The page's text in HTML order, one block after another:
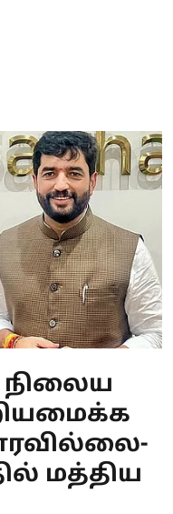
நிலைய
மத்திய